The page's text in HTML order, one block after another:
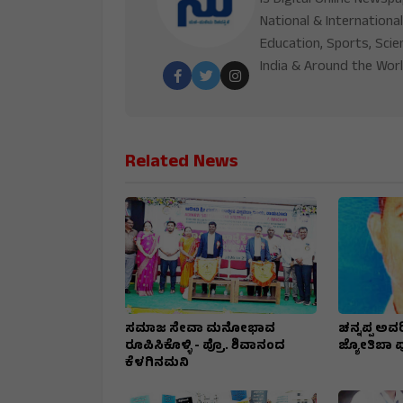
National &
Education, Sports,
India & Around the
Related News
ಸಮಾಜ ಸೇವಾ ಮನೋಭಾವ
ರೂಪಿಸಿಕೊಳ್ಳಿ - ಪ್ರೊ. ಶಿವಾನಂದ
ಕೆಳಗಿನಮನಿ
ಚನ್ನಪ್ಪ
ಜ್ಯೋತಿಬಾ